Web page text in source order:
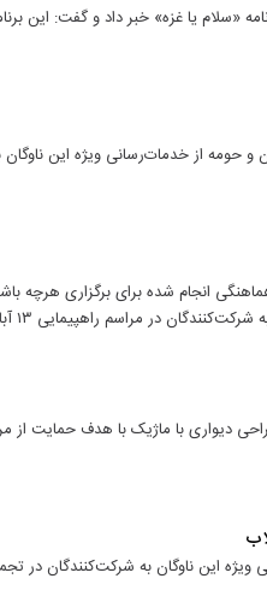
«سلام يا غزه» خبر داد و گفت: این
و حومه از خدمات‌رسانی ویژه این
انجام شده برای برگزاری هرچه
در مراسم راهپیمایی ۱۳ آبان است.
دیواری با ماژیک با هدف حمایت از
ویژه این ناوگان به شرکت‌کنندگان در